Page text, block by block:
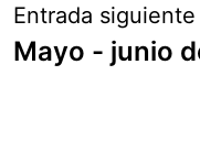
Entrada siguiente
Mayo - junio